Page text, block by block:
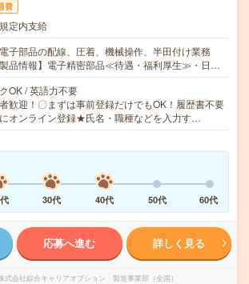
費
定内支給
子部品の配線、圧着、機械操作、半田付け業務
製品情報】電子精密部品≪待遇・福利厚生≫・日…
OK / 英語力不要
歓迎！〇まずは事前登録だけでもOK！履歴書不要
オンライン登録★氏名・職種などを入力す…
30代 40代 50代 60代
応募へ進む 詳しく見る
式会社綜合キャリアオプション 製造事業部（全国）